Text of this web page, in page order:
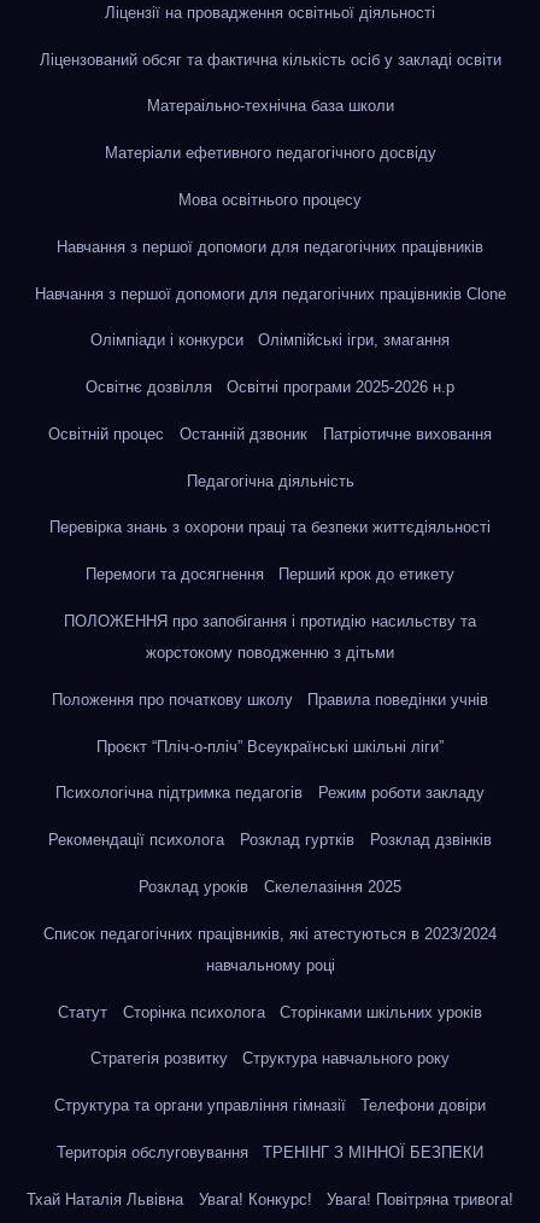
Ліцензії на провадження освітньої діяльності
Ліцензований обсяг та фактична кількість осіб у закладі освіти
Матераільно-технічна база школи
Матеріали ефетивного педагогічного досвіду
Мова освітнього процесу
Навчання з першої допомоги для педагогічних працівників
Навчання з першої допомоги для педагогічних працівників Clone
Олімпіади і конкурси Олімпійські ігри, змагання
Освітнє дозвілля Освітні програми 2025-2026 н.р
Освітній процес Останній дзвоник Патріотичне виховання
Педагогічна діяльність
Перевірка знань з охорони праці та безпеки життєдіяльності
Перемоги та досягнення Перший крок до етикету
ПОЛОЖЕННЯ про запобігання і протидію насильству та
жорстокому поводженню з дітьми
Положення про початкову школу Правила поведінки учнів
Проєкт “Пліч-о-пліч” Всеукраїнські шкільні ліги”
Психологічна підтримка педагогів Режим роботи закладу
Рекомендації психолога Розклад гуртків Розклад дзвінків
Розклад уроків Скелелазіння 2025
Список педагогічних працівників, які атестуються в 2023/2024
навчальному році
Статут Сторінка психолога Сторінками шкільних уроків
Стратегія розвитку Структура навчального року
Структура та органи управління гімназії Телефони довіри
Територія обслуговування ТРЕНІНГ З МІННОЇ БЕЗПЕКИ
Тхай Наталія Львівна Увага! Конкурс! Увага! Повітряна тривога!